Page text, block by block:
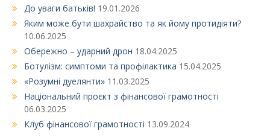
До уваги батьків! 19.01.2026
Яким може бути шахрайство та як йому протидіяти?
10.06.2025
Обережно – ударний дрон 18.04.2025
Ботулізм: симптоми та профілактика 15.04.2025
«Розумні дуелянти» 11.03.2025
Національний проєкт з фінансової грамотності
06.03.2025
Клуб фінансової грамотності 13.09.2024